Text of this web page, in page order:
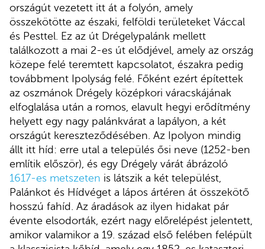
országút vezetett itt át a folyón, amely
összekötötte az északi, felföldi területeket Váccal
és Pesttel. Ez az út Drégelypalánk mellett
találkozott a mai 2-es út elődjével, amely az ország
közepe felé teremtett kapcsolatot, északra pedig
továbbment Ipolyság felé. Főként ezért építettek
az oszmánok Drégely középkori váracskájának
elfoglalása után a romos, elavult hegyi erődítmény
helyett egy nagy palánkvárat a lapályon, a két
országút kereszteződésében. Az Ipolyon mindig
állt itt híd: erre utal a település ősi neve (1252-ben
említik először), és egy Drégely várát ábrázoló
1617-es metszeten is látszik a két települést,
Palánkot és Hídvéget a lápos ártéren át összekötő
hosszú fahíd. Az áradások az ilyen hidakat pár
évente elsodorták, ezért nagy előrelépést jelentett,
amikor valamikor a 19. század első felében felépült